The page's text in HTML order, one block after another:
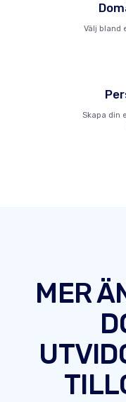
Välj bland
Skapa din
MER